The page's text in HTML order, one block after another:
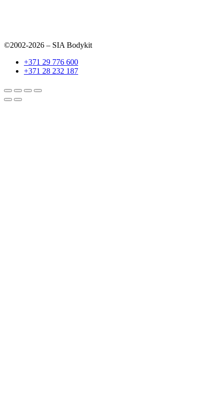
©2002-2026 – SIA Bodykit
+371 29 776 600
+371 28 232 187